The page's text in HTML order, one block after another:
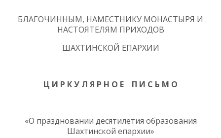
БЛАГОЧИННЫМ, НАМЕСТНИКУ МОНАСТЫРЯ И
НАСТОЯТЕЛЯМ ПРИХОДОВ
ШАХТИНСКОЙ ЕПАРХИИ
Ц И Р К У Л Я Р Н О Е П И С Ь М О
«О праздновании десятилетия образования
Шахтинской епархии»